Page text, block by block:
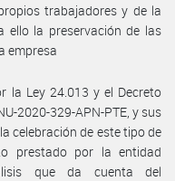
trabajadores y de la
ello la preservación de las
empresa
la Ley 24.013 y el Decreto
2020-329-APN-PTE, y sus
celebración de este tipo de
prestado por la entidad
que da cuenta del